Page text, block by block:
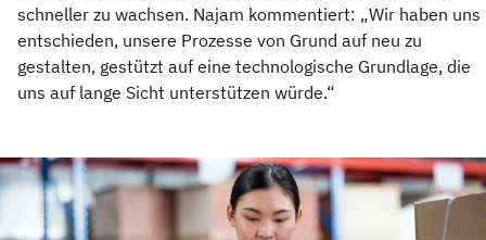
schneller zu wachsen. Najam kommentiert: „Wir haben uns
entschieden, unsere Prozesse von Grund auf neu zu
gestalten, gestützt auf eine technologische Grundlage, die
uns auf lange Sicht unterstützen würde.“